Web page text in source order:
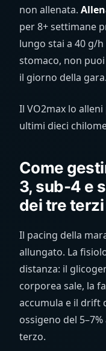
non allenata.
per 8+ settimane
lungo stai a 40 g/
stomaco, non
il giorno della gara.
Il VO2max lo
ultimi dieci
Come
3, sub-4 e
dei tre terzi
Il pacing della
allungato. La
distanza: il
corporea sale, la
accumula e il drift
ossigeno del
terzo.